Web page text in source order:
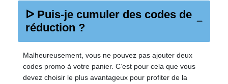
ᐅ Puis-je cumuler des codes de
réduction ?
Malheureusement, vous ne pouvez pas ajouter deux
codes promo à votre panier. C’est pour cela que vous
devez choisir le plus avantageux pour profiter de la